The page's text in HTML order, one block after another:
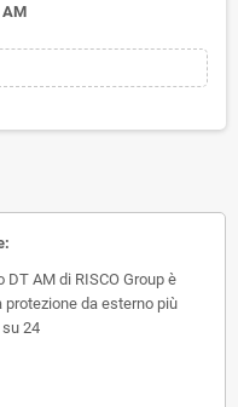
AM
DT AM di RISCO Group è
da esterno più
24